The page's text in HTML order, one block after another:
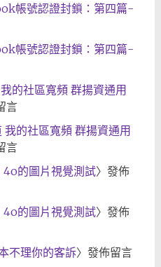
帳號認證封鎖：第四篇-
帳號認證封鎖：第四篇-
的社區寬頻 群揚資通用
言
我的社區寬頻 群揚資通用
言
的圖片視覺測試〉發佈
的圖片視覺測試〉發佈
不理你的客訴〉發佈留言